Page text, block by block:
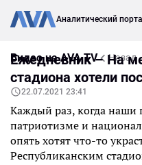
Аналитический
Видео на AVA TV Назад
Ежедневник – На
стадиона хотели
22.07.2021 23:41
Каждый раз, когда наши
патриотизме и
опять хотят что-то
Республиканским